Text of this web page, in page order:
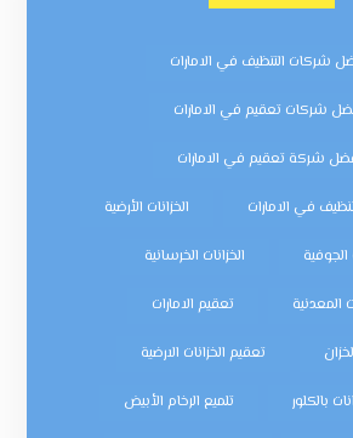
شركات التنظيف في الامارات
شركات تعقيم في الامارات
شركة تعقيم في الامارات
في الامارات الخزانات الأرضية
الجوفية الخزانات الخرسانية
المعدنية تعقيم الامارات
تعقيم الخزانات الارضية
بالكلور تلميع الرخام الأبيض